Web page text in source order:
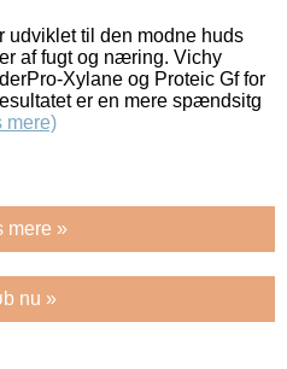
udviklet til den modne huds
af fugt og næring. Vichy
Xylane og Proteic Gf for
er en mere spændsitg
mere)
mere »
nu »